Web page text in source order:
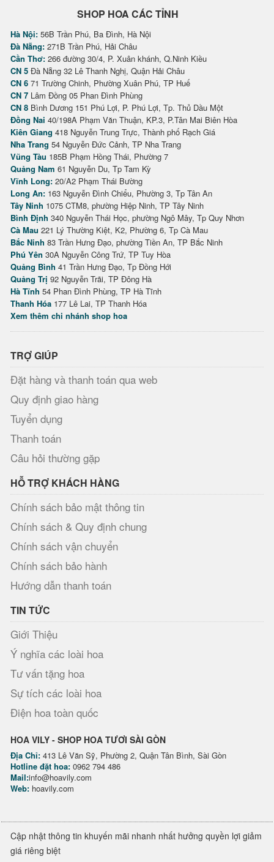
SHOP HOA CÁC TỈNH
Hà Nội: 56B Trần Phú, Ba Đình, Hà Nội
Đà Nẵng: 271B Trần Phú, Hải Châu
Cần Thơ: 266 đường 30/4, P. Xuân khánh, Q.Ninh Kiều
CN 5 Đà Nẵng 32 Lê Thanh Nghị, Quận Hải Châu
CN 6 71 Trường Chinh, Phường Xuân Phú, TP Huế
CN 7 Lâm Đồng 05 Phan Đình Phùng
CN 8 Bình Dương 151 Phú Lợi, P. Phú Lợi, Tp. Thủ Dầu Một
Đồng Nai 40/198A Phạm Văn Thuận, KP.3, P.Tân Mai Biên Hòa
Kiên Giang 418 Nguyễn Trung Trực, Thành phố Rạch Giá
Nha Trang 54 Nguyễn Đức Cảnh, TP Nha Trang
Vũng Tàu 185B Phạm Hồng Thái, Phường 7
Quảng Nam 61 Nguyễn Du, Tp Tam Kỳ
Vĩnh Long: 20/A2 Phạm Thái Bường
Long An: 163 Nguyễn Đình Chiểu, Phường 3, Tp Tân An
Tây Ninh 1075 CTM8, phường Hiệp Ninh, TP Tây Ninh
Bình Định 340 Nguyễn Thái Học, phường Ngô Mây, Tp Quy Nhơn
Cà Mau 221 Lý Thường Kiệt, K2, Phường 6, Tp Cà Mau
Bắc Ninh 83 Trần Hưng Đạo, phường Tiền An, TP Bắc Ninh
Phú Yên 30A Nguyễn Công Trứ, TP Tuy Hòa
Quảng Bình 41 Trần Hưng Đạo, Tp Đồng Hới
Quảng Trị 92 Nguyễn Trãi, TP Đông Hà
Hà Tĩnh 54 Phan Đình Phùng, TP Hà Tĩnh
Thanh Hóa 177 Lê Lai, TP Thanh Hóa
Xem thêm chi nhánh shop hoa
TRỢ GIÚP
Đặt hàng và thanh toán qua web
Quy định giao hàng
Tuyển dụng
Thanh toán
Câu hỏi thường gặp
HỖ TRỢ KHÁCH HÀNG
Chính sách bảo mật thông tin
Chính sách & Quy định chung
Chính sách vận chuyển
Chính sách bảo hành
Hướng dẫn thanh toán
TIN TỨC
Giới Thiệu
Ý nghĩa các loài hoa
Tư vấn tặng hoa
Sự tích các loài hoa
Điện hoa toàn quốc
HOA VILY - SHOP HOA TƯƠI SÀI GÒN
Địa Chỉ: 413 Lê Văn Sỹ, Phường 2, Quận Tân Bình, Sài Gòn
Hotline đặt hoa: 0962 794 486
Mail:info@hoavily.com
Web: hoavily.com
Cập nhật thông tin khuyến mãi nhanh nhất hưởng quyền lợi giảm
giá riêng biệt